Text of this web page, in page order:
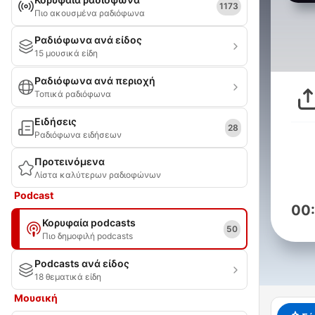
Πιο ακουσμένα ραδιόφωνα
1173
Ραδιόφωνα ανά είδος
15 μουσικά είδη
Ραδιόφωνα ανά περιοχή
Τοπικά ραδιόφωνα
Ειδήσεις
Ραδιόφωνα ειδήσεων
28
Προτεινόμενα
Λίστα καλύτερων ραδιοφώνων
Podcast
Κορυφαία podcasts
Πιο δημοφιλή podcasts
50
Podcasts ανά είδος
18 θεματικά είδη
Μουσική